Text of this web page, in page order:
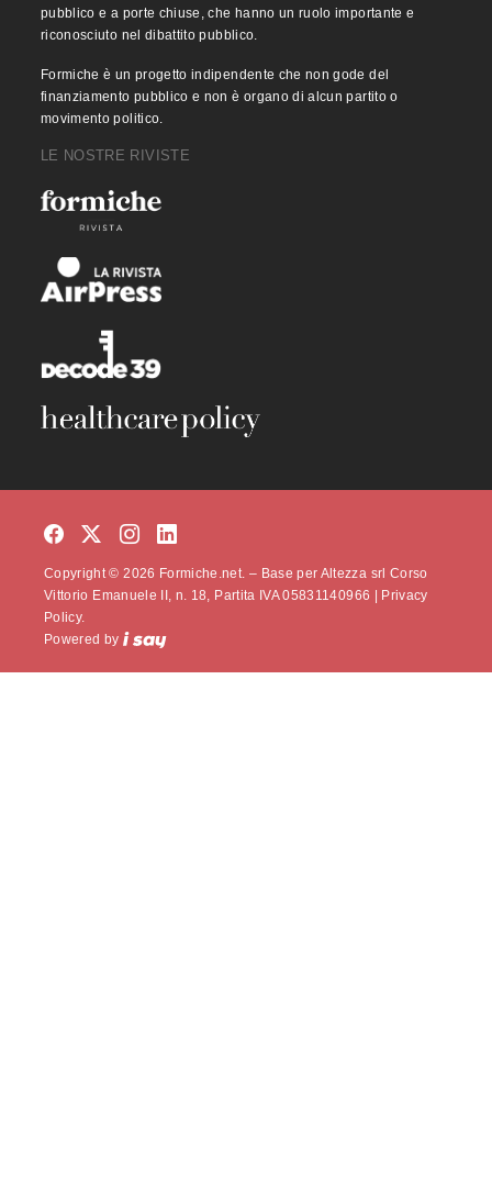
pubblico e a porte chiuse, che hanno un ruolo importante e
riconosciuto nel dibattito pubblico.
Formiche è un progetto indipendente che non gode del
finanziamento pubblico e non è organo di alcun partito o
movimento politico.
LE NOSTRE RIVISTE
Copyright © 2026 Formiche.net. – Base per Altezza srl Corso
Vittorio Emanuele II, n. 18, Partita IVA 05831140966 | Privacy
Policy.
Powered by